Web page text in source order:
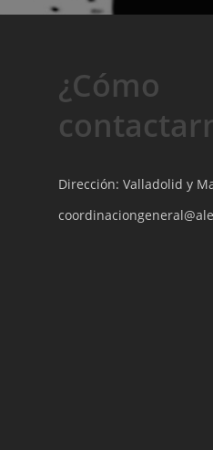
¿Cómo
Dirección: Valladolid y